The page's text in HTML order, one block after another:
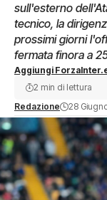
sull'esterno
tecnico, la
prossimi giorni
fermata finora a
Aggiungi
Redazione 28
2 min di lettura